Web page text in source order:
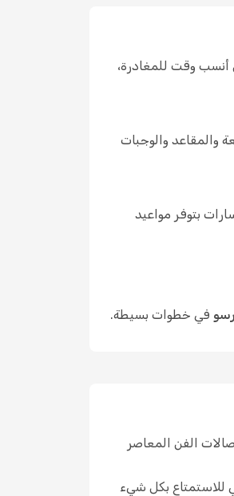
أنسب وقت للمغادرة،
والمقاعد والوجبات
بتوفر مواعيد
في خطوات بسيطة.
الفن المعاصر
للاستمتاع بكل شيء